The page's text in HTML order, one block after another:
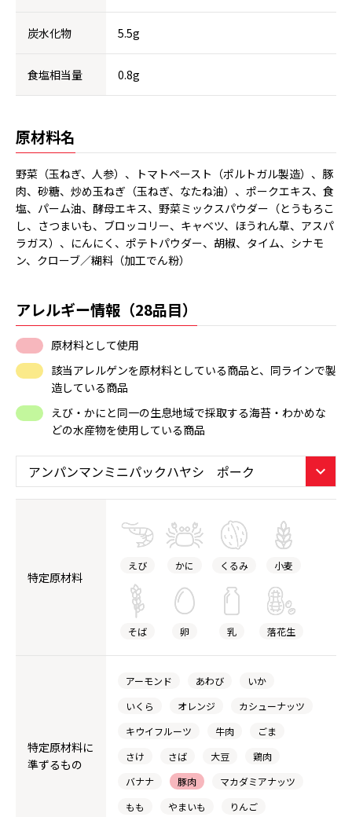
炭水化物 5.5g
食塩相当量 0.8g
原材料名
野菜（玉ねぎ、人参）、トマトペースト（ポルトガル製造）、豚
肉、砂糖、炒め玉ねぎ（玉ねぎ、なたね油）、ポークエキス、食
塩、パーム油、酵母エキス、野菜ミックスパウダー（とうもろこ
し、さつまいも、ブロッコリー、キャベツ、ほうれん草、アスパ
ラガス）、にんにく、ポテトパウダー、胡椒、タイム、シナモ
ン、クローブ／糊料（加工でん粉）
アレルギー情報（28品目）
原材料として使用
該当アレルゲンを原材料としている商品と、同ラインで製
造している商品
えび・かにと同一の生息地域で採取する海苔・わかめな
どの水産物を使用している商品
特定原材料
えび かに くるみ 小麦
そば 卵 乳 落花生
特定原材料に
準ずるもの
アーモンド あわび
いか
いくら
オレンジ
カシューナッツ
キウイフルーツ
牛肉
ごま
さけ
さば 大豆
鶏肉
バナナ
豚肉
マカダミアナッツ
もも
やまいも りんご